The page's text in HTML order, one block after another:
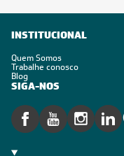
INSTITUCIONAL
Quem Somos
Trabalhe conosco
Blog
SIGA-NOS